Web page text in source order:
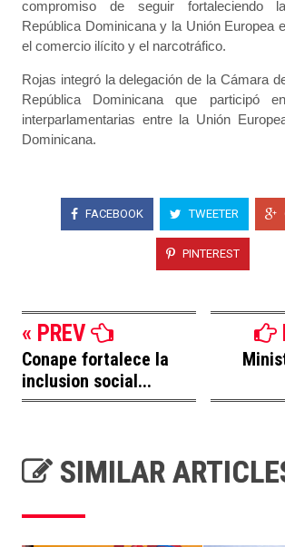
compromiso de seguir fortaleciendo
República Dominicana y la Unión Europea
el comercio ilícito y el narcotráfico.
Rojas integró la delegación de la Cámara
República Dominicana que participó
interparlamentarias entre la Unión
Dominicana.
FACEBOOK TWEETER
PINTEREST
« PREV
Conape fortalece la
inclusion social...
SIMILAR